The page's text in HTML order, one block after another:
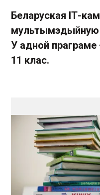
Беларуская ІТ-
мультымэдыйную
У адной праграме
11 клас.